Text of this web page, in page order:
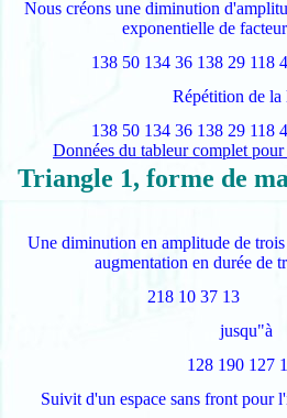
Nous créons une diminution
exponentielle de
138 50 134 36 138 29 118
Répétition de la
138 50 134 36 138 29 118
Données du tableur complet pour
Triangle 1, forme de
Une diminution en amplitude de trois
augmentation en durée de
218 10 37 13
jusqu"à
128 190 127
Suivit d'un espace sans front pour